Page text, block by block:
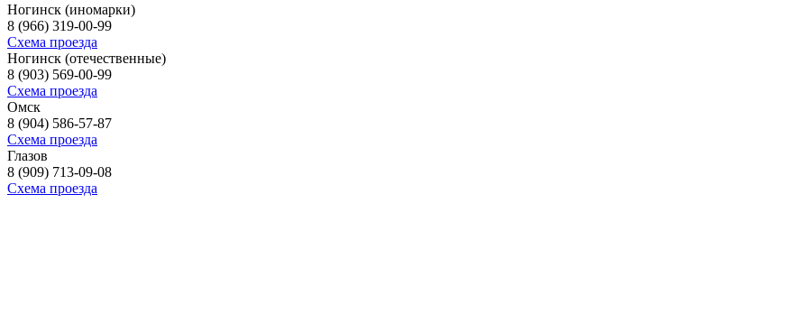
Ногинск (иномарки)
8 (966) 319-00-99
Схема проезда
Ногинск (отечественные)
8 (903) 569-00-99
Схема проезда
Омск
8 (904) 586-57-87
Схема проезда
Глазов
8 (909) 713-09-08
Схема проезда